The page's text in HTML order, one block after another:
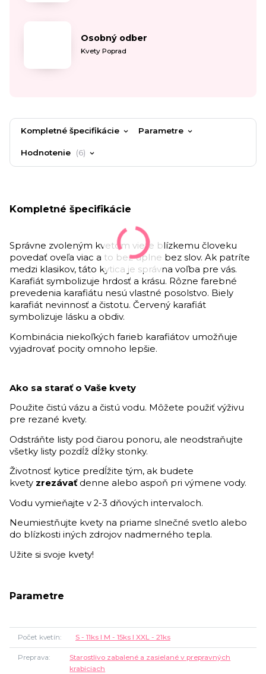
Osobný odber
Kvety Poprad
Kompletné špecifikácie Parametre
Hodnotenie 6
Kompletné špecifikácie
Správne zvoleným kvetom viete blízkemu človeku
povedať oveľa viac a to bez úplne bez slov. Ak patríte
medzi klasikov, táto kytica je správna voľba pre vás.
Karafiát symbolizuje hrdosť a krásu. Rôzne farebné
prevedenia karafiátu nesú vlastné posolstvo. Biely
karafiát nevinnosť a čistotu. Červený karafiát
symbolizuje lásku a obdiv.
Kombinácia niekoľkých farieb karafiátov umožňuje
vyjadrovať pocity omnoho lepšie.
Ako sa starať o Vaše kvety
Použite čistú vázu a čistú vodu. Môžete použiť výživu
pre rezané kvety.
Odstráňte listy pod čiarou ponoru, ale neodstraňujte
všetky listy pozdĺž dĺžky stonky.
Životnosť kytice predĺžite tým, ak budete
kvety zrezávaťdenne alebo aspoň pri výmene vody.
Vodu vymieňajte v 2-3 dňových intervaloch.
Neumiestňujte kvety na priame slnečné svetlo alebo
do blízkosti iných zdrojov nadmerného tepla.
Užite si svoje kvety!
Parametre
Počet kvetín S - 11ks l M - 15ks l XXL - 21ks
Preprava
Starostlivo zabalené a zasielané v prepravných
krabiciach